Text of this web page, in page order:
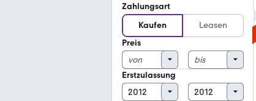
Zahlungsart
Kaufen
Leasen
Preis
Erstzulassung